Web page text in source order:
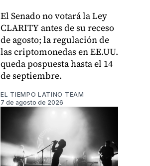
El Senado no votará la Ley
CLARITY antes de su receso
de agosto; la regulación de
las criptomonedas en EE.UU.
queda pospuesta hasta el 14
de septiembre.
EL TIEMPO LATINO TEAM
7 de agosto de 2026